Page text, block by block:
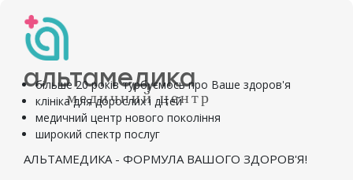
альтамедика
медичний центр
більше 20 років турбуємось про Ваше здоров'я
клініка для дорослих і дітей
медичний центр нового покоління
широкий спектр послуг
АЛЬТАМЕДИКА - ФОРМУЛА ВАШОГО ЗДОРОВ'Я!